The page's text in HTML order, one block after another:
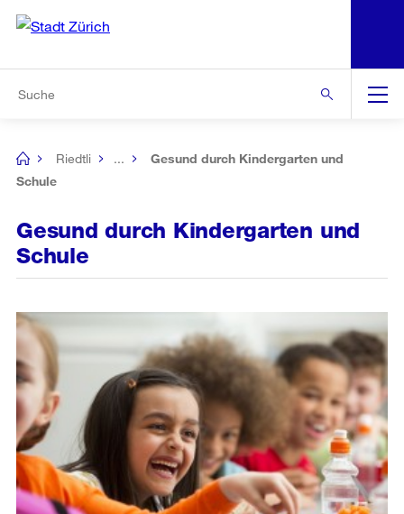
Navigation
[no
title]
Riedtli ...
Gesund durch Kindergarten und
Schule
Gesund durch Kindergarten und
Schule